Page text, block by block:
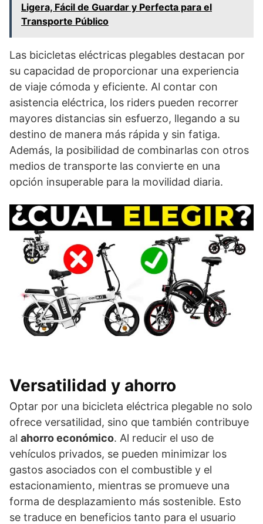
Ligera, Fácil de Guardar y Perfecta para el
Transporte Público
Las bicicletas eléctricas plegables destacan por
su capacidad de proporcionar una experiencia
de viaje cómoda y eficiente. Al contar con
asistencia eléctrica, los riders pueden recorrer
mayores distancias sin esfuerzo, llegando a su
destino de manera más rápida y sin fatiga.
Además, la posibilidad de combinarlas con otros
medios de transporte las convierte en una
opción insuperable para la movilidad diaria.
Versatilidad y ahorro
Optar por una bicicleta eléctrica plegable no solo
ofrece versatilidad, sino que también contribuye
al ahorro económico. Al reducir el uso de
vehículos privados, se pueden minimizar los
gastos asociados con el combustible y el
estacionamiento, mientras se promueve una
forma de desplazamiento más sostenible. Esto
se traduce en beneficios tanto para el usuario